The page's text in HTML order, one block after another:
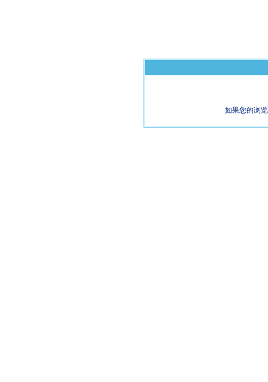
如果您的浏